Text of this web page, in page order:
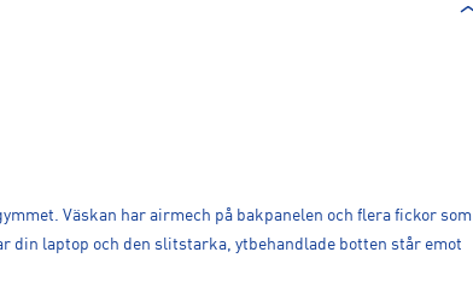
Väskan har airmech på bakpanelen och flera fickor som
din laptop och den slitstarka, ytbehandlade botten står emot